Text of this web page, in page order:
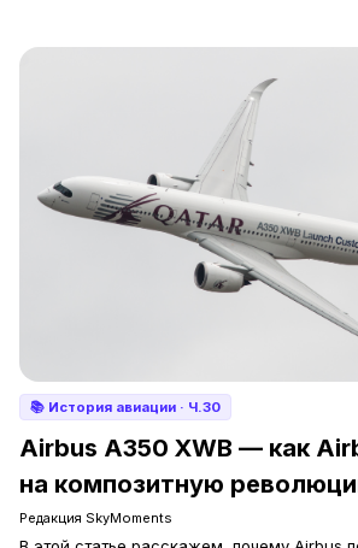
📚 История авиации · Ч.30
Airbus A350 XWB — как
на композитную
Редакция SkyMoments